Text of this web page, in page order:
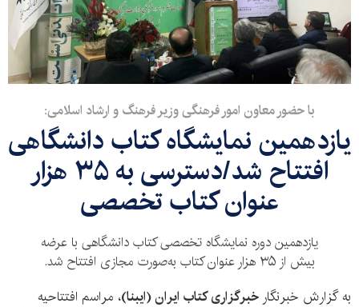
با حضور معاون امور فرهنگی وزیر فرهنگ و ارشاد اسلامی:
یازدهمین نمایشگاه کتاب دانشگاهی
افتتاح شد/دسترسی به ۳۵ هزار
عنوان کتاب تخصصی
یازدهمین دوره نمایشگاه تخصصی کتاب دانشگاهی با عرضه
بیش از ۳۵ هزار عنوان کتاب به‌صورت مجازی افتتاح شد.
به گزارش خبرنگار خبرگزاری کتاب ایران (ایبنا)، مراسم افتتاحیه